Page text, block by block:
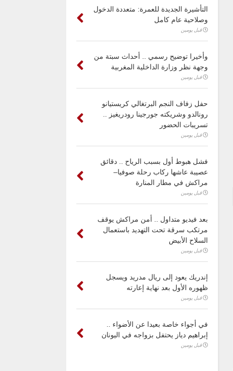
التأشيرة الجديدة للعمرة: متعددة الدخول
وصلاحية عام كامل
قبل يومين
وأخيرا توضيح رسمي .. أحداث سبتة من
وجهة نظر وزارة الداخلية المغربية
قبل يومين
حفل زفاف النجم البرتغالي كريستيانو
رونالدو وشريكته جورجينا رودريغيز ..
تسريبات الحضور
قبل يومين
فشل هبوط أول بسبب الرياح .. دقائق
عصيبة عاشها ركاب رحلة صوفيا–
مراكش في مطار المنارة
قبل يومين
بعد فيديو متداول .. أمن مراكش يوقف
مرتكب سرقة تحت التهديد باستعمال
السلاح الأبيض
قبل يومين
إندريك يعود إلى ريال مدريد ويسجل
ظهوره الأول بعد نهاية إعارته
قبل يومين
في أجواء خاصة بعيدا عن الأضواء ..
إبراهيم دياز يحتفل بزواجه في اليونان
قبل يومين